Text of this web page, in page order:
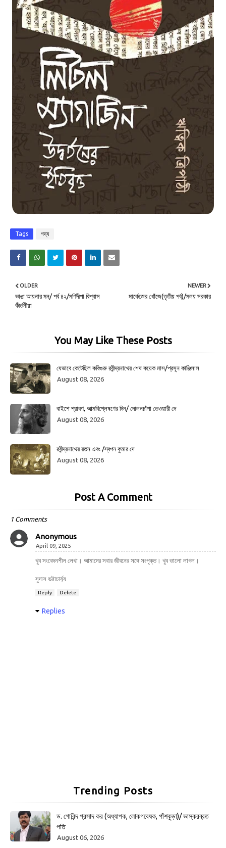
Tags গদ্য
NEWER
মার্কেজের খোঁজে(তৃতীয় পর্ব)/মলয় সরকার
OLDER
ভাঙা আয়নার মন/ পর্ব ৪২/মণিদীপা বিশ্বাস
কীর্তনীয়া
You May Like These Posts
যেভাবে কেটেছিল কবিগুরু রবীন্দ্রনাথের শেষ কয়েক মাস/প্রসূন কাঞ্জিলাল
August 08, 2026
বাইশে শ্রাবণ, আত্মবিশ্লেষণের দিন/ দোলনচাঁপা তেওয়ারী দে
August 08, 2026
রবীন্দ্রনাথের রতন এবং /স্বপন কুমার দে
August 08, 2026
Post A Comment
1 Comments
Anonymous
April 09, 2025
খুব সংবেদনশীল লেখা। আমাদের সবার জীবনের সঙ্গে সংপৃক্ত। খুব ভালো লাগল।
সুদাস ভট্টাচার্য্য
Reply Delete
Replies
Trending Posts
ড. গোবিন্দ প্রসাদ কর (অধ্যাপক, লোকগবেষক, পাঁশকুড়া)/ ভাস্করব্রত
পতি
August 06, 2026